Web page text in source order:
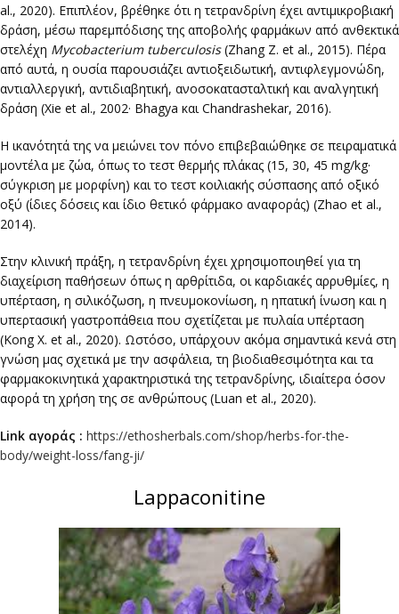
al., 2020). Επιπλέον, βρέθηκε ότι η τετρανδρίνη έχει αντιμικροβιακή
δράση, μέσω παρεμπόδισης της αποβολής φαρμάκων από ανθεκτικά
στελέχη Mycobacterium tuberculosis(Zhang Z. et al., 2015). Πέρα
από αυτά, η ουσία παρουσιάζει αντιοξειδωτική, αντιφλεγμονώδη,
αντιαλλεργική, αντιδιαβητική, ανοσοκατασταλτική και αναλγητική
δράση (Xie et al., 2002· Bhagya και Chandrashekar, 2016).
Η ικανότητά της να μειώνει τον πόνο επιβεβαιώθηκε σε πειραματικά
μοντέλα με ζώα, όπως το τεστ θερμής πλάκας (15, 30, 45 mg/kg·
σύγκριση με μορφίνη) και το τεστ κοιλιακής σύσπασης από οξικό
οξύ (ίδιες δόσεις και ίδιο θετικό φάρμακο αναφοράς) (Zhao et al.,
2014).
Στην κλινική πράξη, η τετρανδρίνη έχει χρησιμοποιηθεί για τη
διαχείριση παθήσεων όπως η αρθρίτιδα, οι καρδιακές αρρυθμίες, η
υπέρταση, η σιλικόζωση, η πνευμοκονίωση, η ηπατική ίνωση και η
υπερτασική γαστροπάθεια που σχετίζεται με πυλαία υπέρταση
(Kong X. et al., 2020). Ωστόσο, υπάρχουν ακόμα σημαντικά κενά στη
γνώση μας σχετικά με την ασφάλεια, τη βιοδιαθεσιμότητα και τα
φαρμακοκινητικά χαρακτηριστικά της τετρανδρίνης, ιδιαίτερα όσον
αφορά τη χρήση της σε ανθρώπους (Luan et al., 2020).
Link αγοράς : https://ethosherbals.com/shop/herbs-for-the-
body/weight-loss/fang-ji/
Lappaconitine